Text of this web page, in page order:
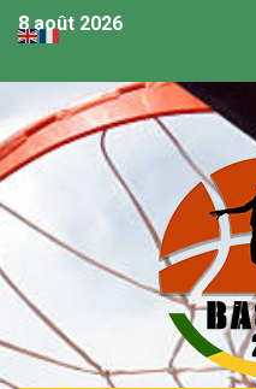
8 août 2026